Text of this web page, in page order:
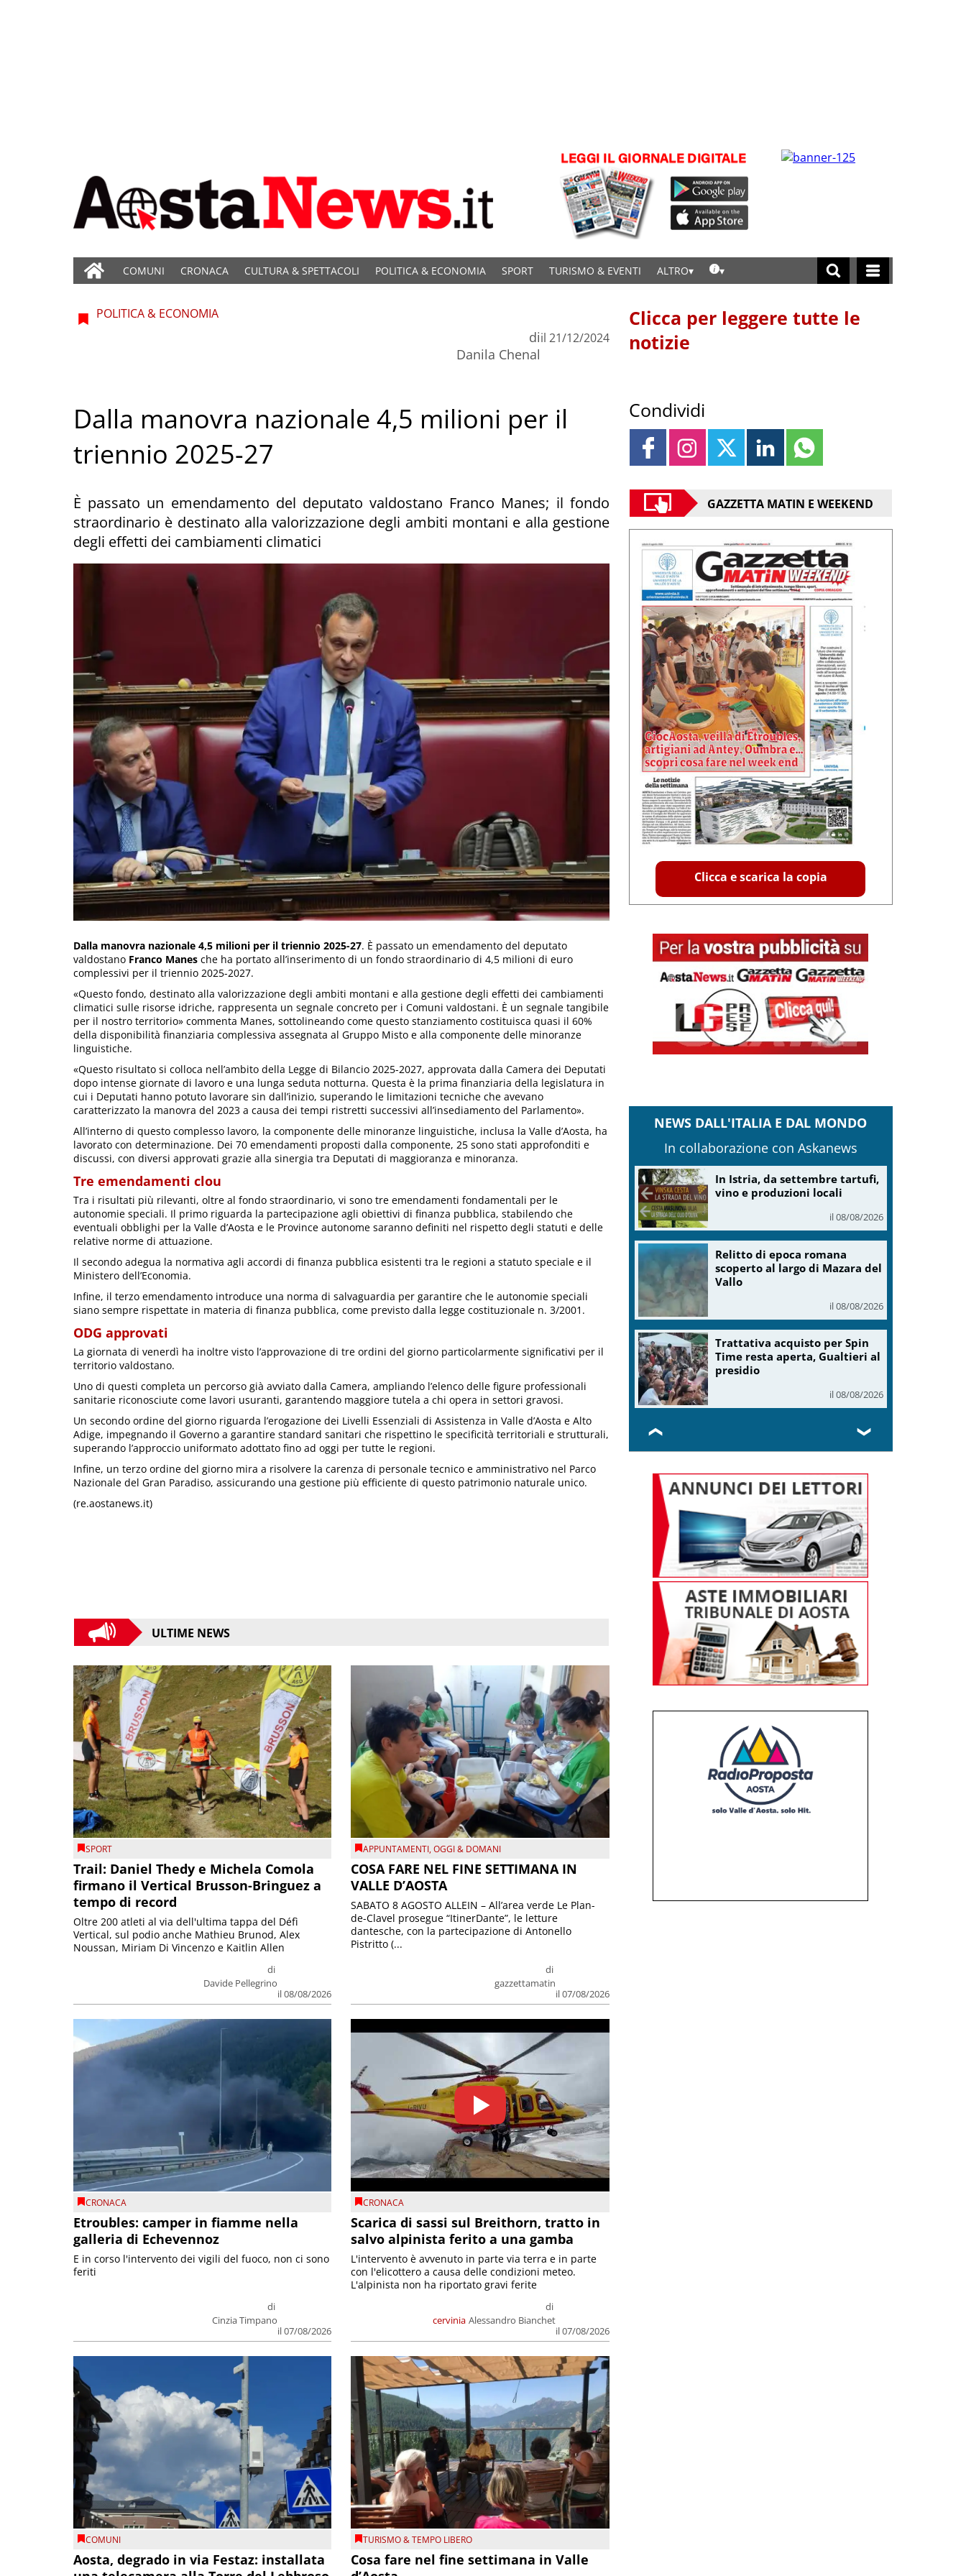
COMUNI CRONACA CULTURA & SPETTACOLI POLITICA & ECONOMIA SPORT TURISMO & EVENTI ALTRO
POLITICA & ECONOMIA
di
Danila Chenal
il 21/12/2024
Dalla manovra nazionale 4,5 milioni per il
triennio 2025-27
È passato un emendamento del deputato valdostano Franco Manes; il fondo
straordinario è destinato alla valorizzazione degli ambiti montani e alla gestione
degli effetti dei cambiamenti climatici
Dalla manovra nazionale 4,5 milioni per il triennio 2025-27. È passato un emendamento del deputato
valdostano Franco Manes che ha portato all’inserimento di un fondo straordinario di 4,5 milioni di euro
complessivi per il triennio 2025-2027.
«Questo fondo, destinato alla valorizzazione degli ambiti montani e alla gestione degli effetti dei cambiamenti
climatici sulle risorse idriche, rappresenta un segnale concreto per i Comuni valdostani. È un segnale tangibile
per il nostro territorio» commenta Manes, sottolineando come questo stanziamento costituisca quasi il 60%
della disponibilità finanziaria complessiva assegnata al Gruppo Misto e alla componente delle minoranze
linguistiche.
«Questo risultato si colloca nell’ambito della Legge di Bilancio 2025-2027, approvata dalla Camera dei Deputati
dopo intense giornate di lavoro e una lunga seduta notturna. Questa è la prima finanziaria della legislatura in
cui i Deputati hanno potuto lavorare sin dall’inizio, superando le limitazioni tecniche che avevano
caratterizzato la manovra del 2023 a causa dei tempi ristretti successivi all’insediamento del Parlamento».
All’interno di questo complesso lavoro, la componente delle minoranze linguistiche, inclusa la Valle d’Aosta, ha
lavorato con determinazione. Dei 70 emendamenti proposti dalla componente, 25 sono stati approfonditi e
discussi, con diversi approvati grazie alla sinergia tra Deputati di maggioranza e minoranza.
Tre emendamenti clou
Tra i risultati più rilevanti, oltre al fondo straordinario, vi sono tre emendamenti fondamentali per le
autonomie speciali. Il primo riguarda la partecipazione agli obiettivi di finanza pubblica, stabilendo che
eventuali obblighi per la Valle d’Aosta e le Province autonome saranno definiti nel rispetto degli statuti e delle
relative norme di attuazione.
Il secondo adegua la normativa agli accordi di finanza pubblica esistenti tra le regioni a statuto speciale e il
Ministero dell’Economia.
Infine, il terzo emendamento introduce una norma di salvaguardia per garantire che le autonomie speciali
siano sempre rispettate in materia di finanza pubblica, come previsto dalla legge costituzionale n. 3/2001.
ODG approvati
La giornata di venerdì ha inoltre visto l’approvazione di tre ordini del giorno particolarmente significativi per il
territorio valdostano.
Uno di questi completa un percorso già avviato dalla Camera, ampliando l’elenco delle figure professionali
sanitarie riconosciute come lavori usuranti, garantendo maggiore tutela a chi opera in settori gravosi.
Un secondo ordine del giorno riguarda l’erogazione dei Livelli Essenziali di Assistenza in Valle d’Aosta e Alto
Adige, impegnando il Governo a garantire standard sanitari che rispettino le specificità territoriali e strutturali,
superando l’approccio uniformato adottato fino ad oggi per tutte le regioni.
Infine, un terzo ordine del giorno mira a risolvere la carenza di personale tecnico e amministrativo nel Parco
Nazionale del Gran Paradiso, assicurando una gestione più efficiente di questo patrimonio naturale unico.
(re.aostanews.it)
ULTIME NEWS
SPORT
Trail: Daniel Thedy e Michela Comola
firmano il Vertical Brusson-Bringuez a
tempo di record
di
Davide Pellegrino
il 08/08/2026
Oltre 200 atleti al via dell'ultima tappa del Défì
Vertical, sul podio anche Mathieu Brunod, Alex
Noussan, Miriam Di Vincenzo e Kaitlin Allen
APPUNTAMENTI,OGGI & DOMANI
COSA FARE NEL FINE SETTIMANA IN
VALLE D’AOSTA
di
gazzettamatin
il 07/08/2026
SABATO 8 AGOSTO ALLEIN – All’area verde Le Plan-
de-Clavel prosegue “ItinerDante”, le letture
dantesche, con la partecipazione di Antonello
Pistritto (...
CRONACA
Etroubles: camper in fiamme nella
galleria di Echevennoz
di
Cinzia Timpano
il 07/08/2026
E in corso l'intervento dei vigili del fuoco, non ci sono
feriti
CRONACA
Scarica di sassi sul Breithorn, tratto in
salvo alpinista ferito a una gamba
cervinia
di
Alessandro Bianchet
il 07/08/2026
L'intervento è avvenuto in parte via terra e in parte
con l'elicottero a causa delle condizioni meteo.
L'alpinista non ha riportato gravi ferite
COMUNI
Aosta, degrado in via Festaz: installata
TURISMO & TEMPO LIBERO
Cosa fare nel fine settimana in Valle
Clicca per leggere tutte le
notizie
Condividi
GAZZETTA MATIN E WEEKEND
Clicca e scarica la copia
NEWS DALL'ITALIA E DAL MONDO
In collaborazione con Askanews
In Istria, da settembre tartufi,
vino e produzioni locali
il 08/08/2026
Relitto di epoca romana
scoperto al largo di Mazara del
Vallo
il 08/08/2026
Trattativa acquisto per Spin
Time resta aperta, Gualtieri al
presidio
il 08/08/2026
❮ ❯